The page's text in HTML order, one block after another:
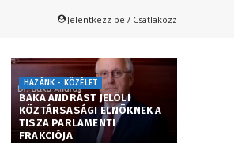
Jelentkezz be / Csatlakozz
HAZÁNK - KÖZÉLET
BAKA ANDRÁST JELÖLI
KÖZTÁRSASÁGI ELNÖKNEK A
TISZA PARLAMENTI
FRAKCIÓJA